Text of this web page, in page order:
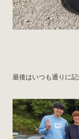
最後はいつも通りに記